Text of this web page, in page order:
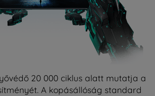
20 000 ciklus alatt mutatja a
A kopásállóság standard